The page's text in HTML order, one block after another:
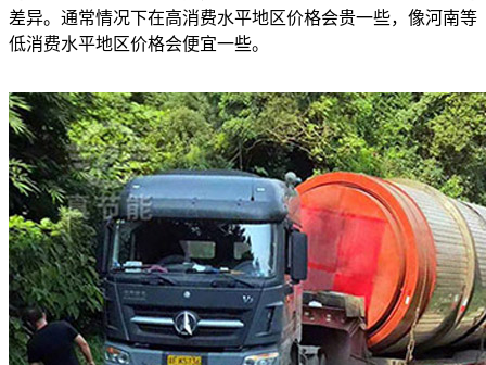
差异。通常情况下在高消费水平地区价格会贵一些，像河南等
低消费水平地区价格会便宜一些。